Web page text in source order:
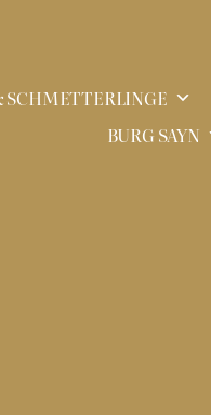
SCHMETTERLINGE
BURG SAYN